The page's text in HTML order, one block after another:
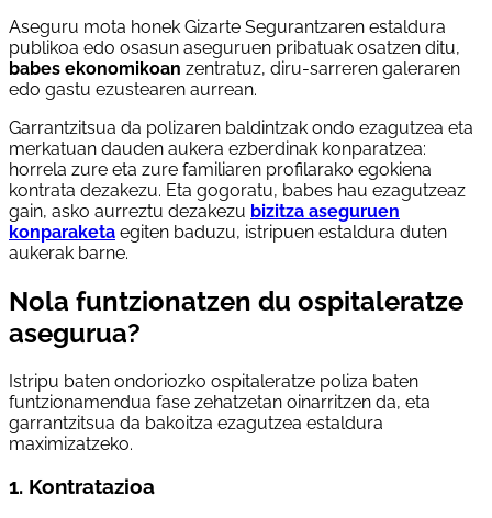
Aseguru mota honek Gizarte Segurantzaren estaldura
publikoa edo osasun aseguruen pribatuak osatzen ditu,
babes ekonomikoan zentratuz, diru-sarreren galeraren
edo gastu ezustearen aurrean.
Garrantzitsua da polizaren baldintzak ondo ezagutzea eta
merkatuan dauden aukera ezberdinak konparatzea:
horrela zure eta zure familiaren profilarako egokiena
kontrata dezakezu. Eta gogoratu, babes hau ezagutzeaz
gain, asko aurreztu dezakezu bizitza aseguruen
konparaketa egiten baduzu, istripuen estaldura duten
aukerak barne.
Nola funtzionatzen du ospitaleratze
asegurua?
Istripu baten ondoriozko ospitaleratze poliza baten
funtzionamendua fase zehatzetan oinarritzen da, eta
garrantzitsua da bakoitza ezagutzea estaldura
maximizatzeko.
1. Kontratazioa